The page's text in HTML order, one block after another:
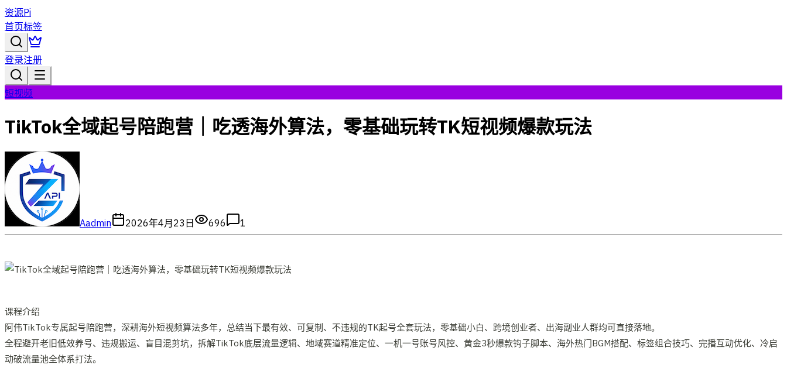
资源Pi
首页标签
登录注册
短视频
TikTok全域起号陪跑营｜吃透海外算法，零基础玩转TK短视频爆款玩法
Aadmin 2026年4月23日 696 1
课程介绍
阿伟TikTok专属起号陪跑营，深耕海外短视频算法多年，总结当下最有效、可复制、不违规的TK起号全套玩法，零基础小白、跨境创业者、出海副业人群均可直接落地。
全程避开老旧低效养号、违规搬运、盲目混剪坑，拆解TikTok底层流量逻辑、地域赛道精准定位、一机一号账号风控、黄金3秒爆款钩子脚本、海外热门BGM搭配、标签组合技巧、完播互动优化、冷启
动破流量池全体系打法。